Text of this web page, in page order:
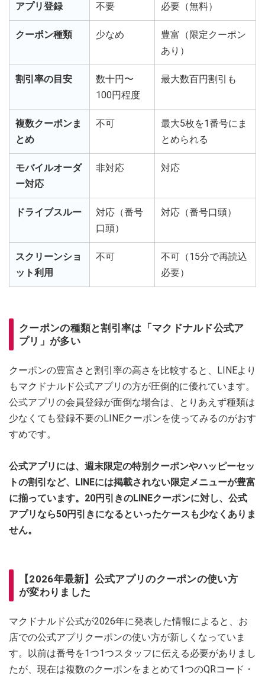
アプリ登録 不要 必要（無料）
クーポン種類 少なめ
豊富（限定クーポン
あり）
割引率の目安
数十円〜
100円程度
最大数百円割引も
複数クーポンま
とめ
不可
最大5枚を1番号にま
とめられる
モバイルオーダ
ー対応
非対応 対応
ドライブスルー
対応（番号
口頭）
対応（番号口頭）
スクリーンショ
ット利用
不可
不可（15分で再読込
必要）
クーポンの種類と割引率は「マクドナルド公式ア
プリ」が多い
クーポンの豊富さと割引率の高さを比較すると、LINEより
もマクドナルド公式アプリの方が圧倒的に優れています。
公式アプリの会員登録が面倒な場合は、とりあえず種類は
少なくても登録不要のLINEクーポンを使ってみるのがおす
すめです。
公式アプリには、週末限定の特別クーポンやハッピーセッ
トの割引など、LINEには掲載されない限定メニューが豊富
に揃っています。20円引きのLINEクーポンに対し、公式
アプリなら50円引きになるといったケースも少なくありま
せん。
【2026年最新】公式アプリのクーポンの使い方
が変わりました
マクドナルド公式が2026年に発表した情報によると、お
店での公式アプリクーポンの使い方が新しくなっていま
す。以前は番号を1つ1つスタッフに伝える必要がありまし
たが、現在は複数のクーポンをまとめて1つのQRコード・